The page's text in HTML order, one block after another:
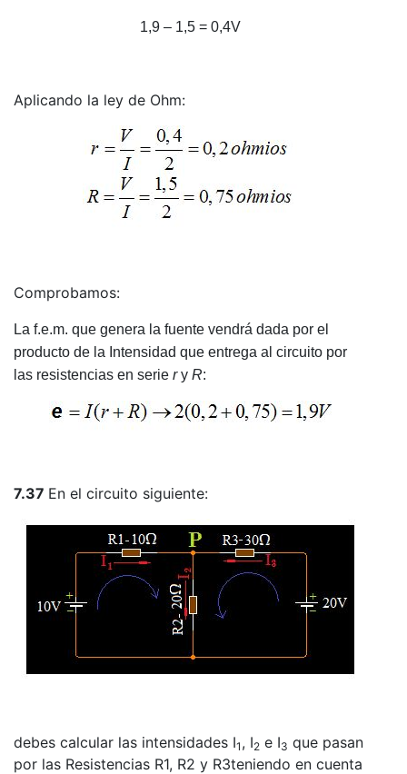
1,9 – 1,5 = 0,4V
Aplicando la ley de Ohm:
Comprobamos:
La f.e.m. que genera la fuente vendrá dada por el
producto de la Intensidad que entrega al circuito por
las resistencias en serie ry R:
7.37 En el circuito siguiente:
debes calcular las intensidades I1 , I2 e I3 que pasan
por las Resistencias R1, R2 y R3teniendo en cuenta